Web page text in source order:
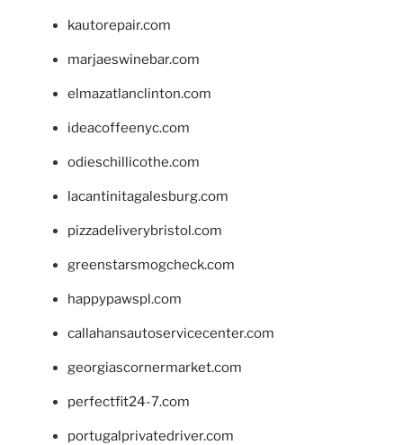
kautorepair.com
marjaeswinebar.com
elmazatlanclinton.com
ideacoffeenyc.com
odieschillicothe.com
lacantinitagalesburg.com
pizzadeliverybristol.com
greenstarsmogcheck.com
happypawspl.com
callahansautoservicecenter.com
georgiascornermarket.com
perfectfit24-7.com
portugalprivatedriver.com